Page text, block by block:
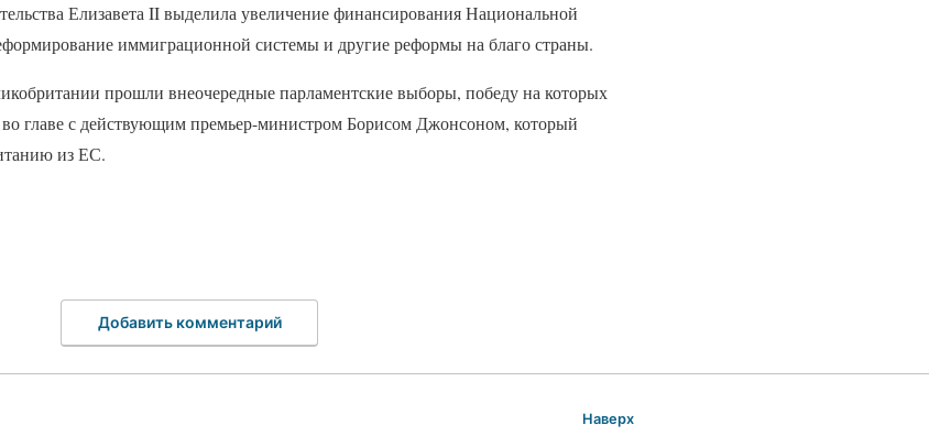
Елизавета II выделила увеличение финансирования Национальной
иммиграционной системы и другие реформы на благо страны.
прошли внеочередные парламентские выборы, победу на которых
во главе с действующим премьер-министром Борисом Джонсоном, который
из ЕС.
Добавить комментарий
Наверх